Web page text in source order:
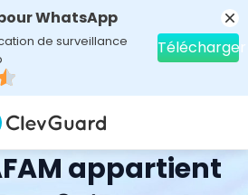
applis sociales
appartient
WhatsApp
de surveillance
Télécharger